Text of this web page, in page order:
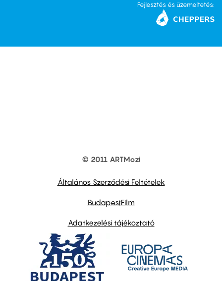
Fejlesztés és üzemeltetés:
© 2011 ARTMozi
Általános Szerződési Feltételek
BudapestFilm
Adatkezelési tájékoztató